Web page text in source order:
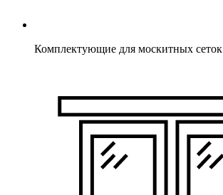
Комплектующие для москитных сеток